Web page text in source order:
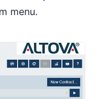
menu.